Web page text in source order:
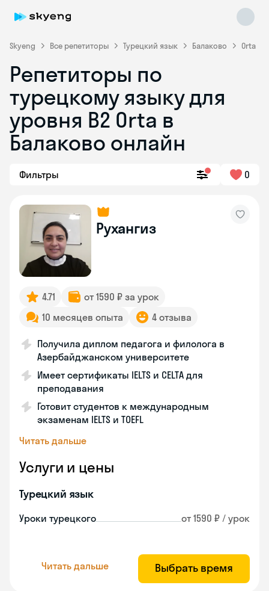
Skyeng Все репетиторы Турецкий язык Балаково Orta
Репетиторы по
турецкому языку для
уровня B2 Orta в
Балаково онлайн
Фильтры 0
Рухангиз
4.71
от 1590 ₽ за урок
10 месяцев опыта
4 отзыва
Получила диплом педагога и филолога в
Азербайджанском университете
Имеет сертификаты IELTS и CELTA для
преподавания
Готовит студентов к международным
экзаменам IELTS и TOEFL
Читать дальше
Услуги и цены
Турецкий язык
Уроки турецкого от 1590 ₽ / урок
Читать дальше Выбрать время
Skyeng Chat
online